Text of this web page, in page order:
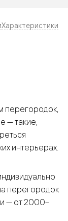
Характеристики
перегородок,
— такие,
интерьерах.
перегородок
— от 2000–